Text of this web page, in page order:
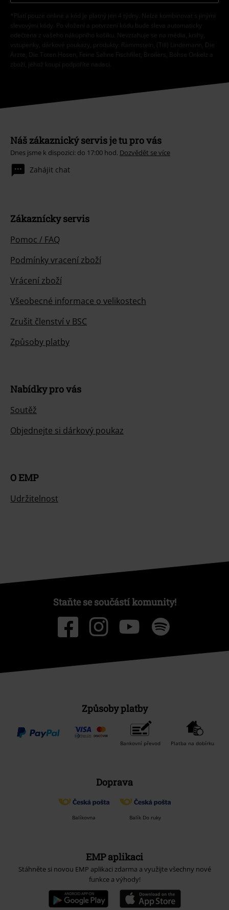
*Platí pouze online a kód je platný jen 4 týdny. Nelze kombinovat s jinými
slevovými kódy. Po vložení a potvrzení kódu bude sleva automaticky
odečtena z vašeho nákupního košíku. Nevztahuje se na média, knihy,
vstupenky, dárkové poukazy, produkty: Rammstein, (Till) Lindemann, Die
Ärzte, Die Toten Hosen, Feine Sahne Fischfilet, Broilers, Böhse Onkelz a
zboží, jehož koupí podpoříte nadaci.
Náš zákaznický servis je tu pro vás
Dnes jsme k dispozici: do 17:00 hod. Dozvědět se více
Zahájit chat
Zákaznícky servis
Pomoc / FAQ
Podmínky vracení zboží
Vrácení zboží
Všeobecné informace o velikostech
Zrušit členství v BSC
Způsoby platby
Nabídky pro vás
Soutěž
Objednejte si dárkový poukaz
O EMP
Udržitelnost
Staňte se součástí komunity!
Způsoby platby
Bankovní převod Platba na dobírku
Doprava
Balíkovna Balík Do ruky
EMP aplikaci
Stáhněte si novou EMP aplikaci zdarma a využijte všechny nové
funkce a výhody!